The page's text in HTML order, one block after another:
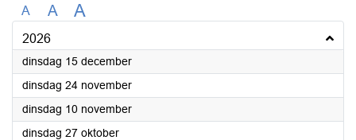
A A A
2026
dinsdag 15 december2026
dinsdag 24 november2026
dinsdag 10 november2026
dinsdag 27 oktober2026